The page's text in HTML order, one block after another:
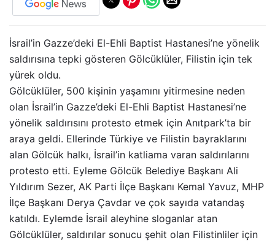
İsrail’in Gazze’deki El-Ehli Baptist Hastanesi’ne yönelik
saldırısına tepki gösteren Gölcüklüler, Filistin için tek
yürek oldu.
Gölcüklüler, 500 kişinin yaşamını yitirmesine neden
olan İsrail’in Gazze’deki El-Ehli Baptist Hastanesi’ne
yönelik saldırısını protesto etmek için Anıtpark’ta bir
araya geldi. Ellerinde Türkiye ve Filistin bayraklarını
alan Gölcük halkı, İsrail’in katliama varan saldırılarını
protesto etti. Eyleme Gölcük Belediye Başkanı Ali
Yıldırım Sezer, AK Parti İlçe Başkanı Kemal Yavuz, MHP
İlçe Başkanı Derya Çavdar ve çok sayıda vatandaş
katıldı. Eylemde İsrail aleyhine sloganlar atan
Gölcüklüler, saldırılar sonucu şehit olan Filistinliler için